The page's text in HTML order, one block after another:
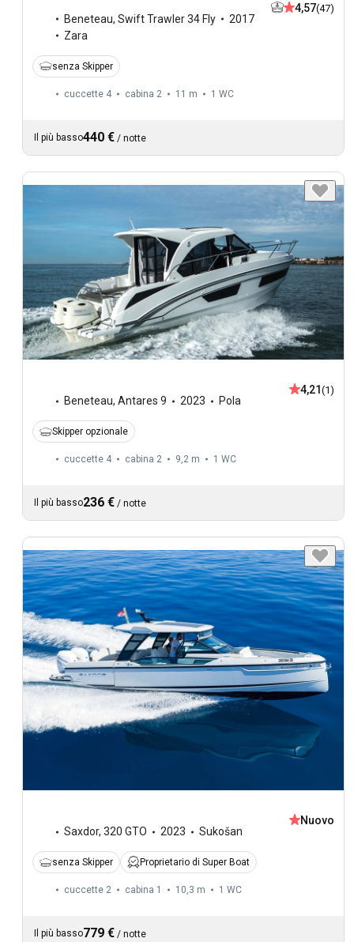
Beneteau, Swift Trawler 34 Fly
2017
Zara
4,57(47)
senza Skipper
cuccette 4 cabina 2 11 m 1 WC
Il più basso440 € / notte
Beneteau, Antares 9 2023 Pola
4,21 (1)
Skipper opzionale
cuccette 4 cabina 2 9,2 m 1 WC
Il più basso236 € / notte
Saxdor, 320 GTO 2023 Sukošan
Nuovo
senza Skipper Proprietario di Super Boat
cuccette 2 cabina 1 10,3 m 1 WC
Il più basso779 € / notte